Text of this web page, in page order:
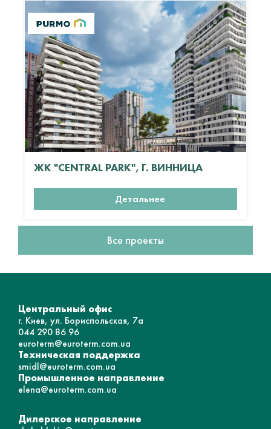
ЖК "CENTRAL PARK", Г. ВИННИЦА
Детальнее
Все проекты
Центральный офис
г. Киев, ул. Бориспольская, 7а
044 290 86 96
euroterm@euroterm.com.ua
Техническая поддержка
smidl@euroterm.com.ua
Промышленное направление
elena@euroterm.com.ua
Дилерское направление